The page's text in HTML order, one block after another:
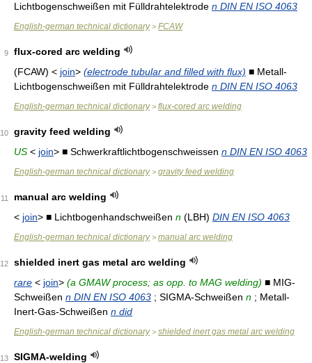
Lichtbogenschweißen mit Fülldrahtelektrode n DIN EN ISO 4063
English-german technical dictionary> FCAW
9
flux-cored arc welding
(FCAW) < join> (electrode tubular and filled with flux) ■ Metall-
Lichtbogenschweißen mit Fülldrahtelektrode n DIN EN ISO 4063
English-german technical dictionary> flux-cored arc welding
10
gravity feed welding
US < join> ■ Schwerkraftlichtbogenschweissen n DIN EN ISO 4063
English-german technical dictionary> gravity feed welding
11
manual arc welding
< join> ■ Lichtbogenhandschweißen n (LBH) DIN EN ISO 4063
English-german technical dictionary> manual arc welding
12
shielded inert gas metal arc welding
rare < join> (a GMAW process; as opp. to MAG welding) ■ MIG-
Schweißen n DIN EN ISO 4063 ; SIGMA-Schweißen n ; Metall-
Inert-Gas-Schweißen n did
English-german technical dictionary> shielded inert gas metal arc welding
13
SIGMA-welding